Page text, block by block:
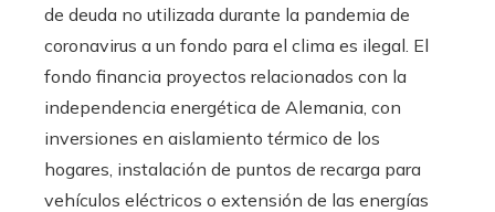
de deuda no utilizada durante la pandemia de
coronavirus a un fondo para el clima es ilegal. El
fondo financia proyectos relacionados con la
independencia energética de Alemania, con
inversiones en aislamiento térmico de los
hogares, instalación de puntos de recarga para
vehículos eléctricos o extensión de las energías